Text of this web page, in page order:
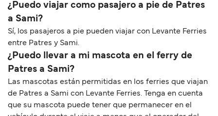
¿Puedo viajar como pasajero a pie de Patres
a Sami?
Sí, los pasajeros a pie pueden viajar con Levante Ferries
entre Patres y Sami.
¿Puedo llevar a mi mascota en el ferry de
Patres a Sami?
Las mascotas están permitidas en los ferries que viajan
de Patres a Sami con Levante Ferries. Tenga en cuenta
que su mascota puede tener que permanecer en el